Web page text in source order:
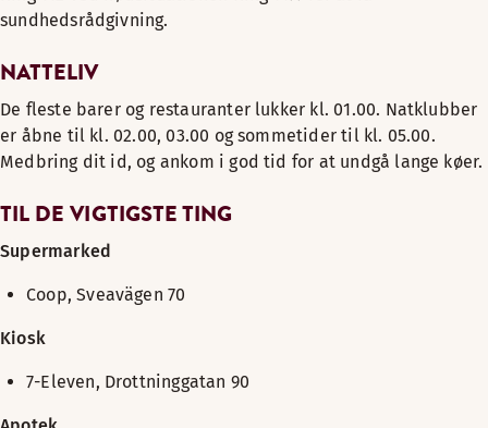
sundhedsrådgivning.
NATTELIV
De fleste barer og restauranter lukker kl. 01.00. Natklubber
er åbne til kl. 02.00, 03.00 og sommetider til kl. 05.00.
Medbring dit id, og ankom i god tid for at undgå lange køer.
TIL DE VIGTIGSTE TING
Supermarked
Coop, Sveavägen 70
Kiosk
7-Eleven, Drottninggatan 90